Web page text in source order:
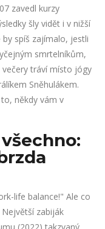
zavedl kurzy
šly vidět i v nižší
spíš zajímalo, jestli
smrtelníkům,
tráví místo jógy
Sněhulákem.
někdy vám v
life balance!" Ale co
zabiják